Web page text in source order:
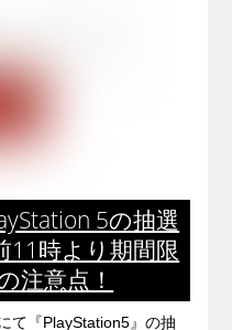
5の抽選
11時より期間限
注意点！
て『PlayStation5』の抽